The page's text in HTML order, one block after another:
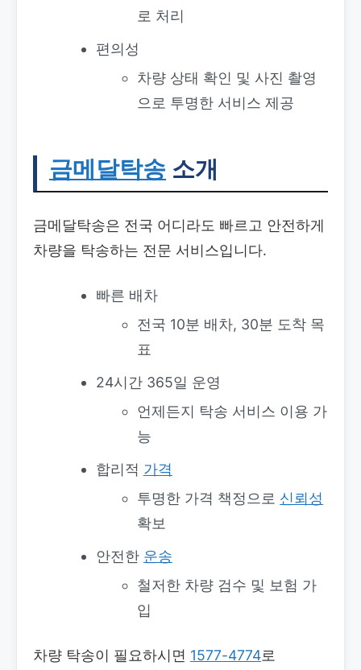
로 처리
편의성
차량 상태 확인 및 사진 촬영
으로 투명한 서비스 제공
금메달탁송 소개
금메달탁송은 전국 어디라도 빠르고 안전하게
차량을 탁송하는 전문 서비스입니다.
빠른 배차
전국 10분 배차, 30분 도착 목
표
24시간 365일 운영
언제든지 탁송 서비스 이용 가
능
합리적 가격
투명한 가격 책정으로 신뢰성
확보
안전한 운송
철저한 차량 검수 및 보험 가
입
차량 탁송이 필요하시면 1577-4774로